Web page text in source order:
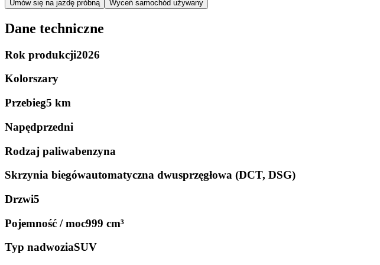
Umów się na jazdę próbną Wyceń samochód używany
Dane techniczne
Rok produkcji2026
Kolorszary
Przebieg5 km
Napędprzedni
Rodzaj paliwabenzyna
Skrzynia biegówautomatyczna dwusprzęgłowa (DCT, DSG)
Drzwi5
Pojemność / moc999 cm³
Typ nadwoziaSUV